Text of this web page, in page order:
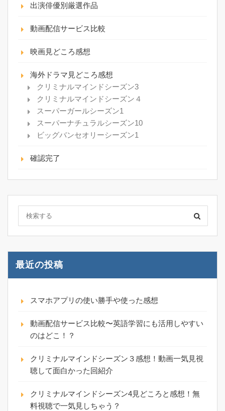
出演俳優別厳選作品
動画配信サービス比較
映画見どころ感想
海外ドラマ見どころ感想
クリミナルマインドシーズン3
クリミナルマインドシーズン４
スーパーガールシーズン1
スーパーナチュラルシーズン10
ビッグバンセオリーシーズン1
確認完了
最近の投稿
スマホアプリの使い勝手や使った感想
動画配信サービス比較〜英語学習にも活用しやすい
のはどこ！？
クリミナルマインドシーズン３感想！動画一気見視
聴して面白かった回紹介
クリミナルマインドシーズン4見どころと感想！無
料視聴で一気見しちゃう？